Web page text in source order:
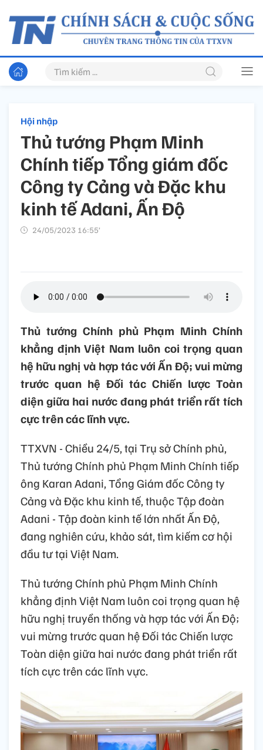
Hội nhập
Thủ tướng Phạm Minh
Chính tiếp Tổng giám đốc
Công ty Cảng và Đặc khu
kinh tế Adani, Ấn Độ
24/05/2023 16:55’
Thủ tướng Chính phủ Phạm Minh Chính
khẳng định Việt Nam luôn coi trọng quan
hệ hữu nghị và hợp tác với Ấn Độ; vui mừng
trước quan hệ Đối tác Chiến lược Toàn
diện giữa hai nước đang phát triển rất tích
cực trên các lĩnh vực.
TTXVN - Chiều 24/5, tại Trụ sở Chính phủ,
Thủ tướng Chính phủ Phạm Minh Chính tiếp
ông Karan Adani, Tổng Giám đốc Công ty
Cảng và Đặc khu kinh tế, thuộc Tập đoàn
Adani - Tập đoàn kinh tế lớn nhất Ấn Độ,
đang nghiên cứu, khảo sát, tìm kiếm cơ hội
đầu tư tại Việt Nam.
Thủ tướng Chính phủ Phạm Minh Chính
khẳng định Việt Nam luôn coi trọng quan hệ
hữu nghị truyền thống và hợp tác với Ấn Độ;
vui mừng trước quan hệ Đối tác Chiến lược
Toàn diện giữa hai nước đang phát triển rất
tích cực trên các lĩnh vực.